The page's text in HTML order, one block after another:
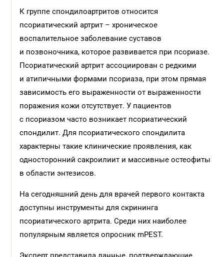
К группе спондилоартритов относится
псориатический артрит – хроническое
воспалительное заболевание суставов
и позвоночника, которое развивается при псориазе.
Псориатический артрит ассоциирован с редкими
и атипичными формами псориаза, при этом прямая
зависимость его выраженности от выраженности
поражения кожи отсутствует. У пациентов
с псориазом часто возникает псориатический
спондилит. Для псориатического спондилита
характерны такие клинические проявления, как
односторонний сакроилиит и массивные остеофиты
в области энтезисов.
На сегодняшний день для врачей первого контакта
доступны инструменты для скрининга
псориатического артрита. Среди них наиболее
популярным является опросник mPEST.